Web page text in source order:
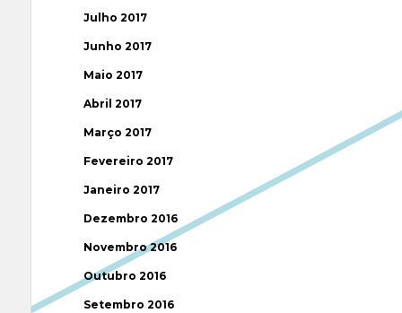
Julho 2017
Junho 2017
Maio 2017
Abril 2017
Março 2017
Fevereiro 2017
Janeiro 2017
Dezembro 2016
Novembro 2016
Outubro 2016
Setembro 2016